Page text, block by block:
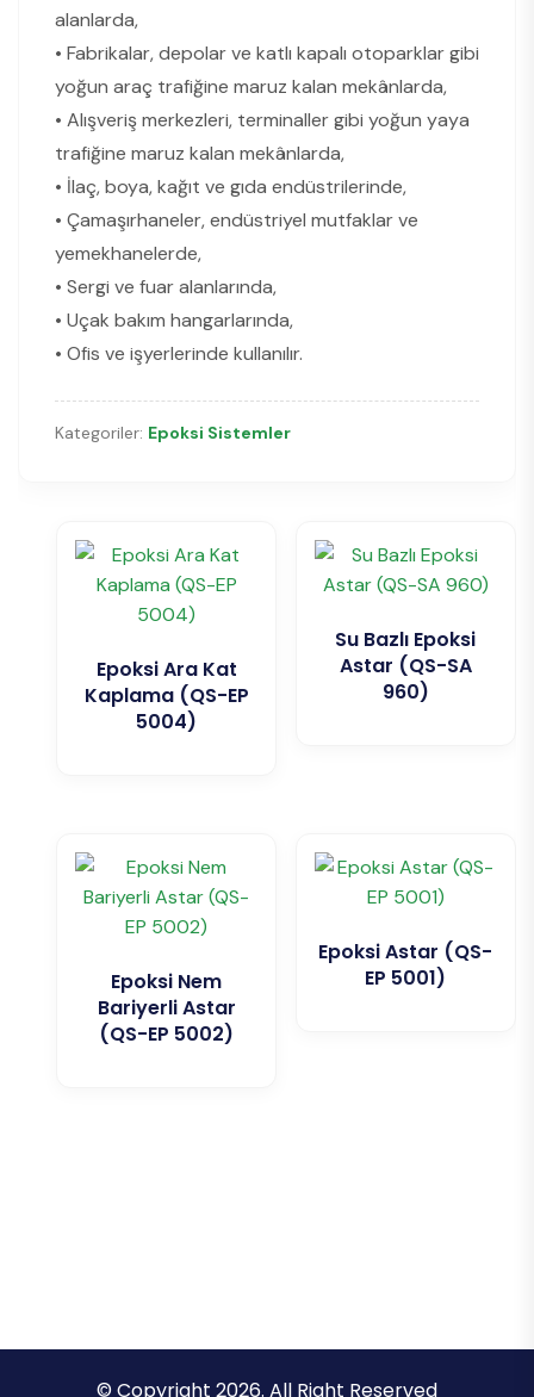
alanlarda,
• Fabrikalar, depolar ve katlı kapalı otoparklar gibi
yoğun araç trafiğine maruz kalan mekânlarda,
• Alışveriş merkezleri, terminaller gibi yoğun yaya
trafiğine maruz kalan mekânlarda,
• İlaç, boya, kağıt ve gıda endüstrilerinde,
• Çamaşırhaneler, endüstriyel mutfaklar ve
yemekhanelerde,
• Sergi ve fuar alanlarında,
• Uçak bakım hangarlarında,
• Ofis ve işyerlerinde kullanılır.
Kategoriler: Epoksi Sistemler
Epoksi Ara Kat
Kaplama (QS-EP
5004)
Su Bazlı Epoksi
Astar (QS-SA
960)
Epoksi Nem
Bariyerli Astar
(QS-EP 5002)
Epoksi Astar (QS-
EP 5001)
© Copyright 2026. All Right Reserved